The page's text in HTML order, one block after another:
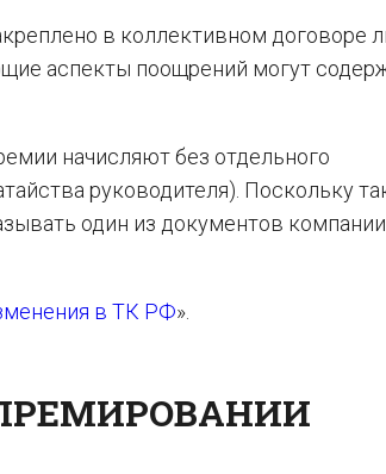
в коллективном договоре
аспекты поощрений могут
начисляют без отдельного
руководителя). Поскольку
один из документов
в ТК РФ».